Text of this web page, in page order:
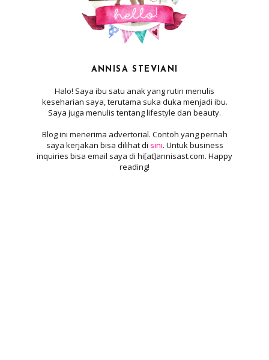
ANNISA STEVIANI
Halo! Saya ibu satu anak yang rutin menulis
keseharian saya, terutama suka duka menjadi ibu.
Saya juga menulis tentang lifestyle dan beauty.
Blog ini menerima advertorial. Contoh yang pernah
saya kerjakan bisa dilihat di sini. Untuk business
inquiries bisa email saya di hi[at]annisast.com. Happy
reading!